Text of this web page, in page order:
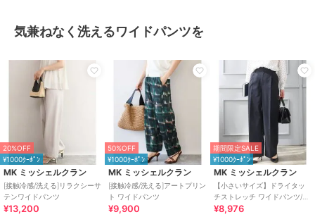
気兼ねなく洗えるワイドパンツを
20%OFF
¥1000ｸｰﾎﾟﾝ
MK ミッシェルクラン
[接触冷感/洗える]リラクシーサ
テンワイドパンツ
¥13,200
50%OFF
¥1000ｸｰﾎﾟﾝ
MK ミッシェルクラン
[接触冷感/洗える]アートプリン
ト ワイドパンツ
¥9,900
期間限定SALE
¥1000ｸｰﾎﾟﾝ
MK ミッシェルクラン
【小さいサイズ】ドライタッ
チストレッチ ワイドパンツ/イ
ージーケア/洗濯機で洗える
¥8,976